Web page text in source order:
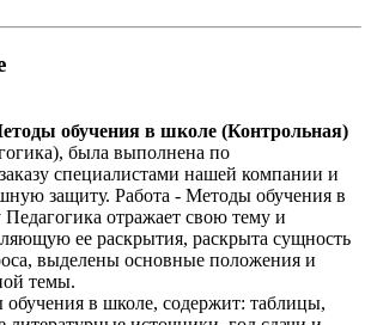
обучения в школе (Контрольная)
была выполнена по
специалистами нашей компании и
защиту. Работа - Методы обучения в
отражает свою тему и
ее раскрытия, раскрыта сущность
выделены основные положения и
темы.
в школе, содержит: таблицы,